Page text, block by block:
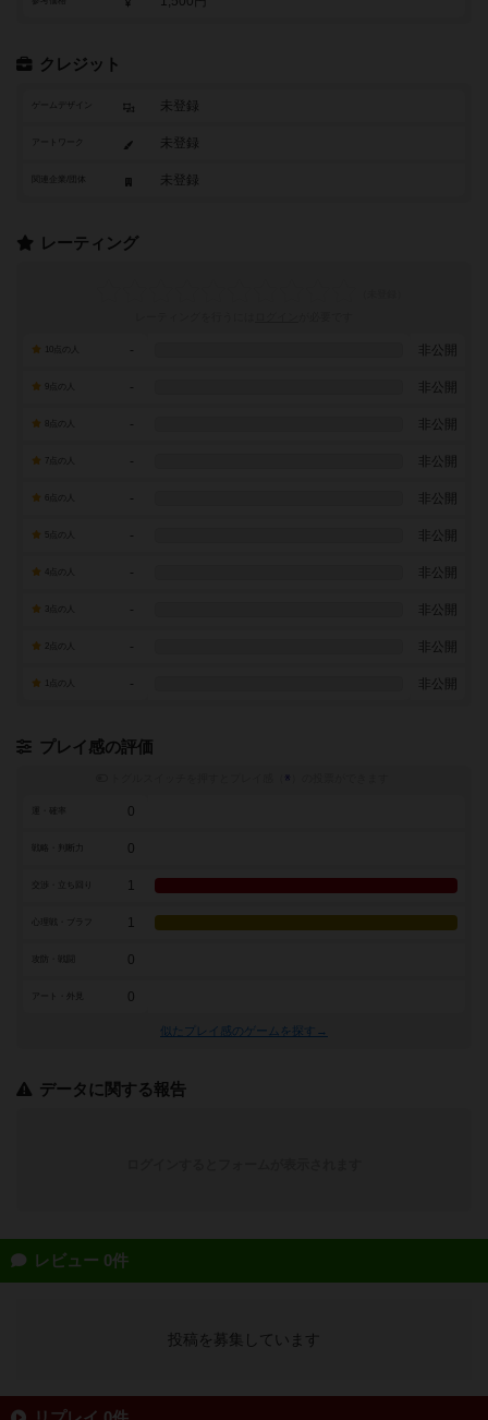
クレジット
ゲームデザイン 未登録
アートワーク 未登録
未登録
レーティング
- 非公開
- 非公開
- 非公開
7点の人 - 非公開
- 非公開
- 非公開
- 非公開
- 非公開
- 非公開
- 非公開
プレイ感の評価
※
0
戦略・判断力 0
1
1
0
アート・外見 0
似たプレイ感のゲームを探す→
データに関する報告
レビュー 0件
投稿を募集しています